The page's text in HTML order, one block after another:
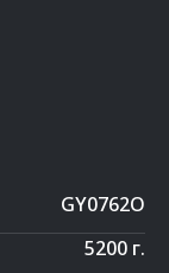
GY0762O
5200 г.